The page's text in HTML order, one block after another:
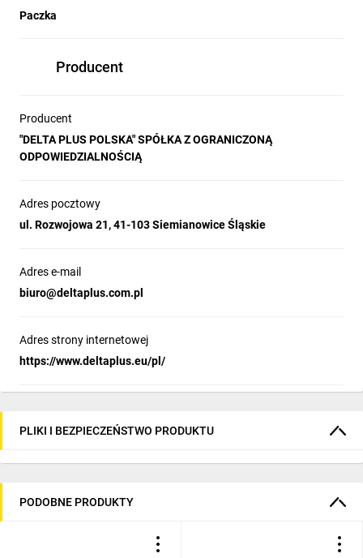
Paczka
Producent
Producent
"DELTA PLUS POLSKA" SPÓŁKA Z OGRANICZONĄ
ODPOWIEDZIALNOŚCIĄ
Adres pocztowy
ul. Rozwojowa 21, 41-103 Siemianowice Śląskie
Adres e-mail
biuro@deltaplus.com.pl
Adres strony internetowej
https://www.deltaplus.eu/pl/
PLIKI I BEZPIECZEŃSTWO PRODUKTU
PODOBNE PRODUKTY